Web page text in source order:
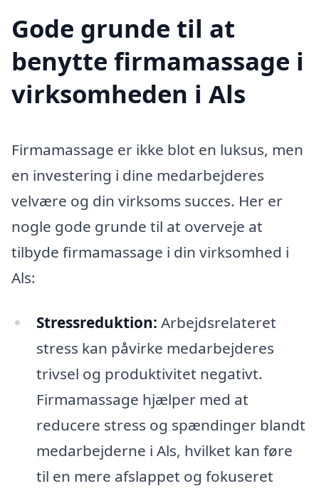
Gode grunde til at
benytte firmamassage i
virksomheden i Als
Firmamassage er ikke blot en luksus, men
en investering i dine medarbejderes
velvære og din virksoms succes. Her er
nogle gode grunde til at overveje at
tilbyde firmamassage i din virksomhed i
Als:
Stressreduktion: Arbejdsrelateret
stress kan påvirke medarbejderes
trivsel og produktivitet negativt.
Firmamassage hjælper med at
reducere stress og spændinger blandt
medarbejderne i Als, hvilket kan føre
til en mere afslappet og fokuseret